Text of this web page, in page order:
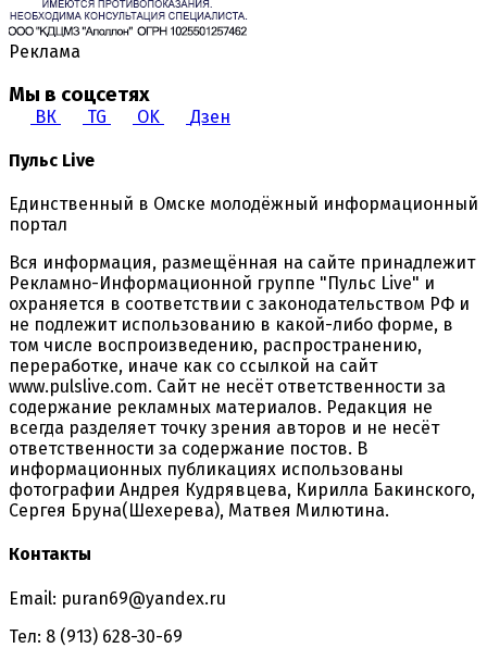
Реклама
Мы в соцсетях
ВК TG OK Дзен
Пульс Live
Единственный в Омске молодёжный информационный
портал
Вся информация, размещённая на сайте принадлежит
Рекламно-Информационной группе "Пульс Live" и
охраняется в соответствии с законодательством РФ и
не подлежит использованию в какой-либо форме, в
том числе воспроизведению, распространению,
переработке, иначе как со ссылкой на сайт
www.pulslive.com. Сайт не несёт ответственности за
содержание рекламных материалов. Редакция не
всегда разделяет точку зрения авторов и не несёт
ответственности за содержание постов. В
информационных публикациях использованы
фотографии Андрея Кудрявцева, Кирилла Бакинского,
Сергея Бруна(Шехерева), Матвея Милютина.
Контакты
Email: puran69@yandex.ru
Тел: 8 (913) 628-30-69